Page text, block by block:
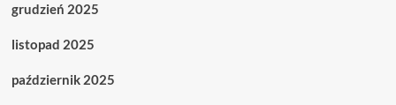
grudzień 2025
listopad 2025
październik 2025